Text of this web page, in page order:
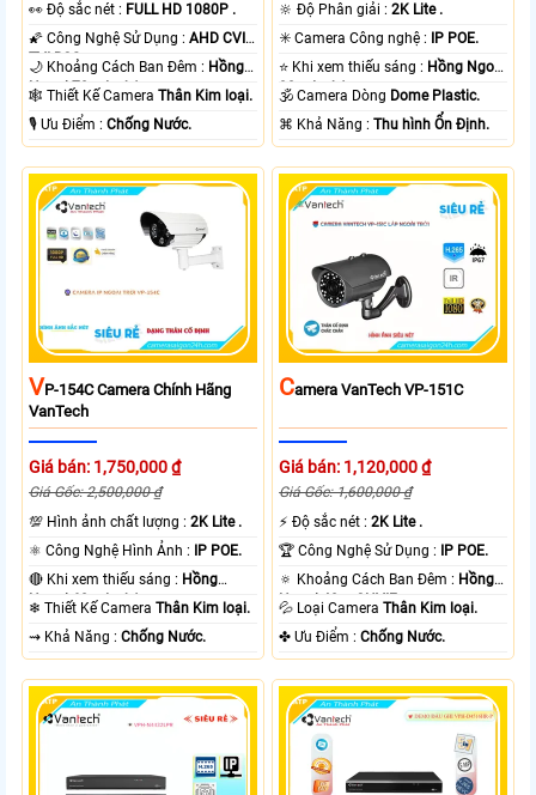
️👀 Độ sắc nét : FULL HD 1080P .
🌠 Công Nghệ Sử Dụng :AHD CVI
TVI BCS.
🌙 Khoảng Cách Ban Đêm : Hồng
Ngoại 70m Led Array.
🕸️ Thiết Kế CameraThân Kim loại.
️🎙 Ưu Điểm :Chống Nước.
🔆 Độ Phân giải :2K Lite .
✳️ Camera Công nghệ :
IP POE.
⭐ Khi xem thiếu sáng : Hồng Ngoại
30m Led Array.
🕉️ Camera Dòng Dome Plastic.
️⌘ Khả Năng :Thu hình Ổn Định.
VP-154C Camera Chính Hãng
VanTech
Giá bán: 1,750,000 ₫
Giá Gốc: 2,500,000 ₫
💯 Hình ảnh chất lượng :2K Lite .
⚛️ Công Nghệ Hình Ảnh :
IP POE.
🔴 Khi xem thiếu sáng : Hồng
Ngoại 60m Led Array.
❄ Thiết Kế CameraThân Kim loại.
️⇝ Khả Năng :Chống Nước.
CAmera VanTech VP-151C
Giá bán: 1,120,000 ₫
Giá Gốc: 1,600,000 ₫
️⚡ Độ sắc nét :2K Lite .
🏆 Công Nghệ Sử Dụng :
IP POE.
🔅 Khoảng Cách Ban Đêm : Hồng
Ngoại 40m ONVIF.
💦 Loại CameraThân Kim loại.
️✤ Ưu Điểm :Chống Nước.